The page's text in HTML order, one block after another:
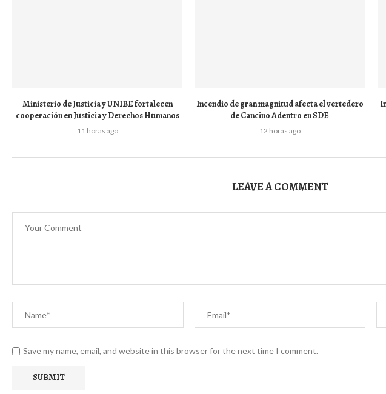
Ministerio de Justicia y UNIBE fortalecen
cooperación en Justicia y Derechos Humanos
11 horas ago
Incendio de gran magnitud afecta el vertedero
de Cancino Adentro en SDE
12 horas ago
LEAVE A COMMENT
Save my name, email, and website in this browser for the next time I comment.